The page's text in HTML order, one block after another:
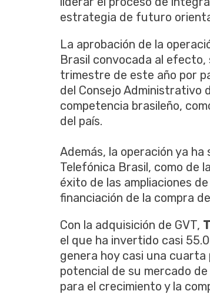
estrategia de futuro
La aprobación de la
Brasil convocada al
trimestre de este año por
del Consejo Administrativo
competencia brasileño,
del país.
Además, la operación ya
Telefónica Brasil, como de
éxito de las ampliaciones
financiación de la compra
Con la adquisición de GVT,
el que ha invertido casi
genera hoy casi una
potencial de su mercado
para el crecimiento y la